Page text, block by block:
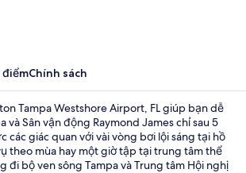
điểmChính sách
Tampa Westshore Airport, FL giúp bạn dễ
và Sân vận động Raymond James chỉ sau 5
các giác quan với vài vòng bơi lội sáng tại hồ
theo mùa hay một giờ tập tại trung tâm thể
đi bộ ven sông Tampa và Trung tâm Hội nghị